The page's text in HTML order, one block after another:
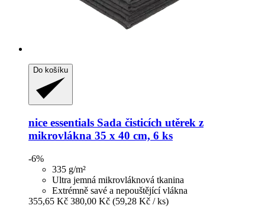
Do košíku
nice essentials Sada čisticích utěrek z
mikrovlákna 35 x 40 cm, 6 ks
-6%
335 g/m²
Ultra jemná mikrovláknová tkanina
Extrémně savé a nepouštějící vlákna
355,65 Kč 380,00 Kč (59,28 Kč / ks)